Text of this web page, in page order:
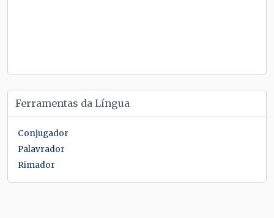
Ferramentas da Língua
Conjugador
Palavrador
Rimador